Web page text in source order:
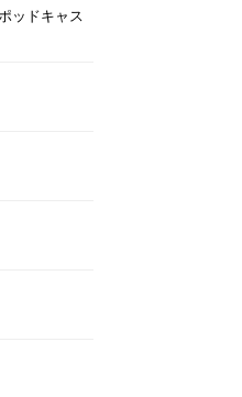
ッドキャス